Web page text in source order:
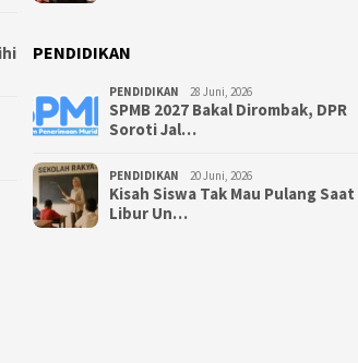
PENDIDIKAN
PENDIDIKAN 28 Juni, 2026
SPMB 2027 Bakal Dirombak, DPR
Soroti Jal…
PENDIDIKAN 20 Juni, 2026
Kisah Siswa Tak Mau Pulang Saat
Libur Un…